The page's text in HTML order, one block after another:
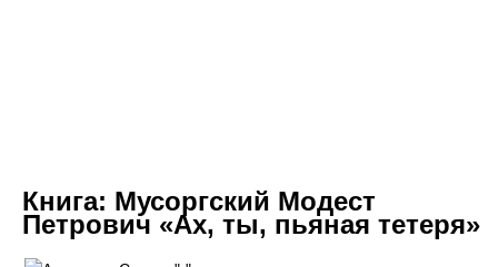
Книга: Мусоргский Модест
Петрович «Ах, ты, пьяная тетеря»